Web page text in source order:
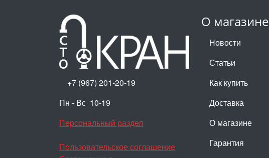
О магазине
Новости
Статьи
Как купить
Доставка
О магазине
Гарантия
+7 (967) 201-20-19
Пн - Вс 10-19
Персональный раздел
Пользовательское соглашение